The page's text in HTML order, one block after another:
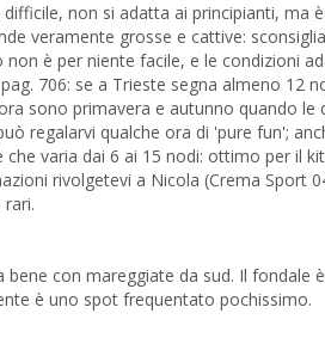
non si adatta ai principianti, ma
veramente grosse e cattive:
è per niente facile, e le condizioni
706: se a Trieste segna almeno 12
sono primavera e autunno quando le
regalarvi qualche ora di 'pure fun';
varia dai 6 ai 15 nodi: ottimo per il
rivolgetevi a Nicola (Crema Sport
con mareggiate da sud. Il fondale
è uno spot frequentato pochissimo.